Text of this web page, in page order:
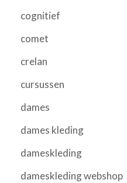
cognitief
comet
crelan
cursussen
dames
dames kleding
dameskleding
dameskleding webshop